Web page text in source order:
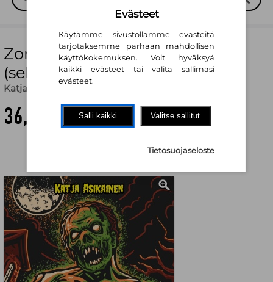
Zombit — tietoa ja tarinoita
(selkokirja)
Katja Asikainen
36,60 €
Evästeet
Käytämme sivustollamme evästeitä
tarjotaksemme parhaan mahdollisen
käyttökokemuksen. Voit hyväksyä
kaikki evästeet tai valita sallimasi
evästeet.
Salli kaikki Valitse sallitut
Tietosuojaseloste